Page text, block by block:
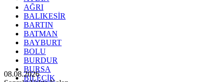
AĞRI
BALIKESİR
BARTIN
BATMAN
BAYBURT
BOLU
BURDUR
BURSA
BİLECİK
08.08.2026